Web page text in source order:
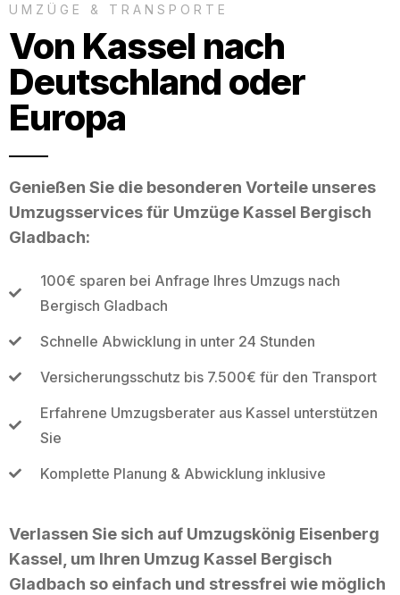
UMZÜGE & TRANSPORTE
Von Kassel nach
Deutschland oder
Europa
Genießen Sie die besonderen Vorteile unseres
Umzugsservices für Umzüge Kassel Bergisch
Gladbach:
100€ sparen bei Anfrage Ihres Umzugs nach
Bergisch Gladbach
Schnelle Abwicklung in unter 24 Stunden
Versicherungsschutz bis 7.500€ für den Transport
Erfahrene Umzugsberater aus Kassel unterstützen
Sie
Komplette Planung & Abwicklung inklusive
Verlassen Sie sich auf Umzugskönig Eisenberg
Kassel, um Ihren Umzug Kassel Bergisch
Gladbach so einfach und stressfrei wie möglich